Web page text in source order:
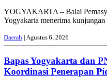
YOGYAKARTA – Balai
Yogyakarta menerima kunjungan
Daerah | Agustus 6, 2026
Bapas Yogyakarta dan
Koordinasi Penerapan